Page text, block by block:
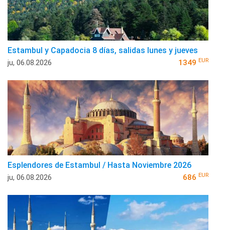
Estambul y Capadocia 8 días, salidas lunes y jueves
ju, 06.08.2026 1349 EUR
Esplendores de Estambul / Hasta Noviembre 2026
ju, 06.08.2026 686 EUR